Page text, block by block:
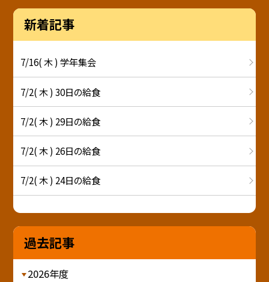
新着記事
7/16( 木 ) 学年集会
7/2( 木 ) 30日の給食
7/2( 木 ) 29日の給食
7/2( 木 ) 26日の給食
7/2( 木 ) 24日の給食
過去記事
2026年度